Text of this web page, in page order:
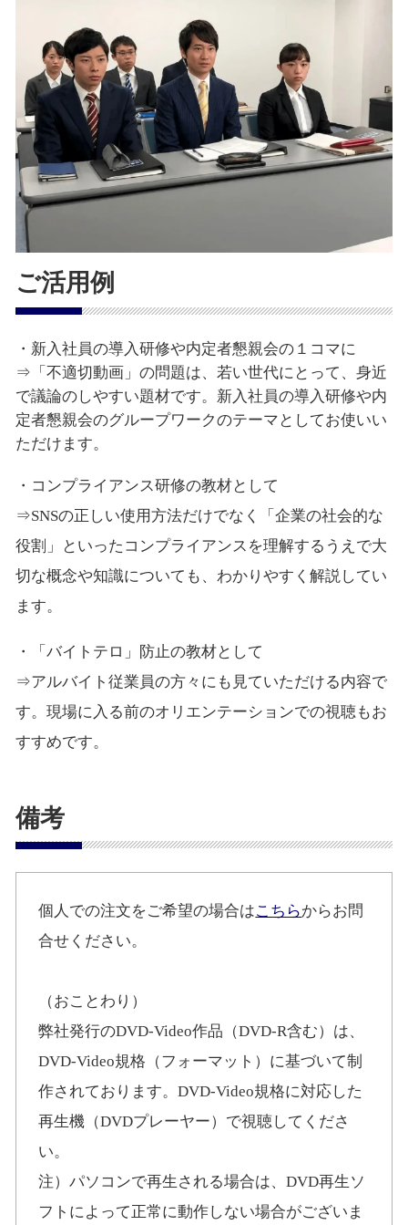
ご活用例
・新入社員の導入研修や内定者懇親会の１コマに
⇒「不適切動画」の問題は、若い世代にとって、身近
で議論のしやすい題材です。新入社員の導入研修や内
定者懇親会のグループワークのテーマとしてお使いい
ただけます。
・コンプライアンス研修の教材として
⇒SNSの正しい使用方法だけでなく「企業の社会的な
役割」といったコンプライアンスを理解するうえで大
切な概念や知識についても、わかりやすく解説してい
ます。
・「バイトテロ」防止の教材として
⇒アルバイト従業員の方々にも見ていただける内容で
す。現場に入る前のオリエンテーションでの視聴もお
すすめです。
備考
個人での注文をご希望の場合はこちらからお問
合せください。
（おことわり）
弊社発行のDVD-Video作品（DVD-R含む）は、
DVD-Video規格（フォーマット）に基づいて制
作されております。DVD-Video規格に対応した
再生機（DVDプレーヤー）で視聴してくださ
い。
注）パソコンで再生される場合は、DVD再生ソ
フトによって正常に動作しない場合がございま